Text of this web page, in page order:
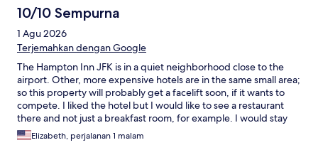
10/10 Sempurna
1 Agu 2026
Terjemahkan dengan Google
The Hampton Inn JFK is in a quiet neighborhood close to the
airport. Other, more expensive hotels are in the same small area;
so this property will probably get a facelift soon, if it wants to
compete. I liked the hotel but I would like to see a restaurant
there and not just a breakfast room, for example. I would stay
there again though.
Elizabeth, perjalanan 1 malam